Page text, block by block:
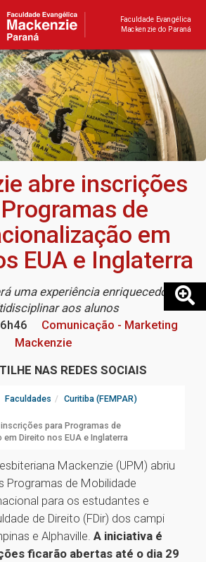
Faculdade Evangélica
Mackenzie do Paraná
abre inscrições
de
em
EUA e Inglaterra
uma experiência enriquecedora e
aos alunos
Comunicação - Marketing
Mackenzie
NAS REDES SOCIAIS
Faculdades
Curitiba (FEMPAR)
para Programas de
Direito nos EUA e Inglaterra
Mackenzie (UPM) abriu
Programas de Mobilidade
para os estudantes e
de Direito (FDir) dos campi
e Alphaville. A iniciativa é
ficarão abertas até o dia 29